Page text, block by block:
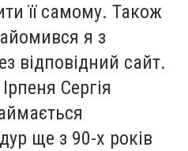
її самому. Також
я з
відповідний сайт.
Сергія
ще з 90-х років